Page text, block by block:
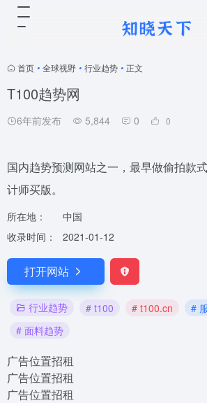
首页 • 全球视野 • 行业趋势 • 正文
T100趋势网
6年前发布 5,844 0 0
国内趋势预测网站之一，最早做偷拍款
计师买版。
所在地：
中国
收录时间：
2021-01-12
打开网站
行业趋势 # t100 # t100.cn
#
# 面料趋势
广告位置招租
广告位置招租
广告位置招租